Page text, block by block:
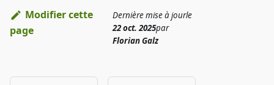
Modifier cette
page
Dernière mise à jourle
22 oct. 2025par
Florian Galz